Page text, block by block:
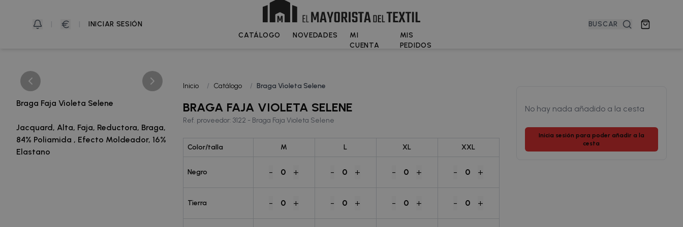
INICIAR SESIÓN
CATÁLOGO
NOVEDADES
MI
CUENTA
MIS
PEDIDOS
BUSCAR
Braga Faja Violeta Selene
Jacquard, Alta, Faja, Reductora, Braga,
84% Poliamida , Efecto Moldeador, 16%
Elastano
Inicio / Catálogo / Braga Violeta Selene
BRAGA FAJA VIOLETA SELENE
Ref. proveedor: 3122 - Braga Faja Violeta Selene
Color/talla M L XL XXL
Negro - 0 + - 0 + - 0 + - 0 +
Tierra - 0 + - 0 + - 0 + - 0 +
No hay nada añadido a la cesta
Inicia sesión para poder añadir a la
cesta